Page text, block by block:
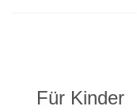
Für Kinder